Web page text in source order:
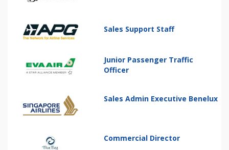
Sales Support Staff
Junior Passenger Traffic
Officer
Sales Admin Executive Benelux
Commercial Director